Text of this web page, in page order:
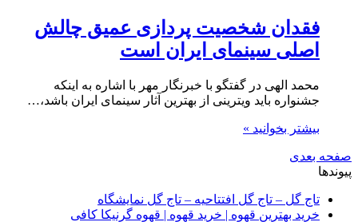
فقدان شخصیت پردازی عمیق چالش
اصلی سینمای ایران است
محمد الهی در گفتگو با خبرنگار مهر با اشاره به اینکه
جشنواره باید ویترینی از بهترین آثار سینمای ایران باشد،…
بیشتر بخوانید »
صفحه بعدی
پیوندها
تاج گل – تاج گل افتتاحیه – تاج گل نمایشگاه
خرید بهترین قهوه | خرید قهوه | قهوه گرنیکا کافی